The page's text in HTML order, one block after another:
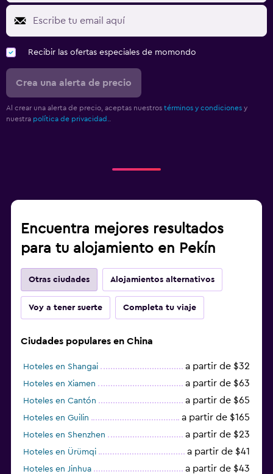
Recibir las ofertas especiales de momondo
Crea una alerta de precio
Al crear una alerta de precio, aceptas nuestros términos y condiciones y
nuestra política de privacidad.
Encuentra mejores resultados
para tu alojamiento en Pekín
Otras ciudades Alojamientos alternativos
Voy a tener suerte Completa tu viaje
Ciudades populares en China
Hoteles en Shangai a partir de $32
Hoteles en Xiamen a partir de $63
Hoteles en Cantón a partir de $65
Hoteles en Guilin a partir de $165
Hoteles en Shenzhen a partir de $23
Hoteles en Ürümqi a partir de $41
Hoteles en Jinhua a partir de $43